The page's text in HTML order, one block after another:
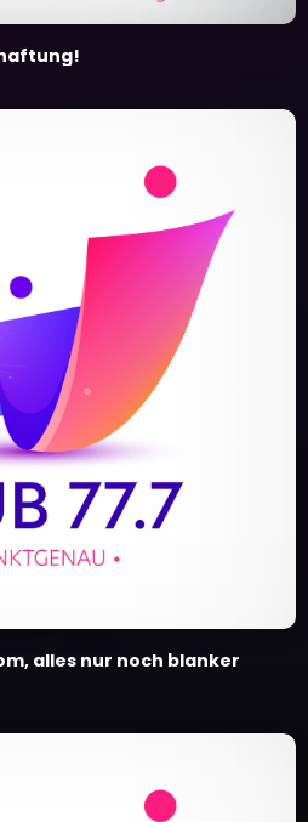
alles nur noch blanker